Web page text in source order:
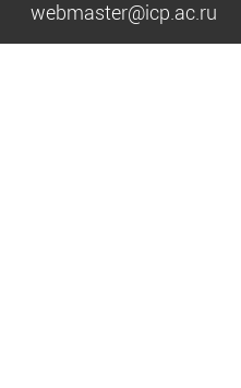
webmaster@icp.ac.ru